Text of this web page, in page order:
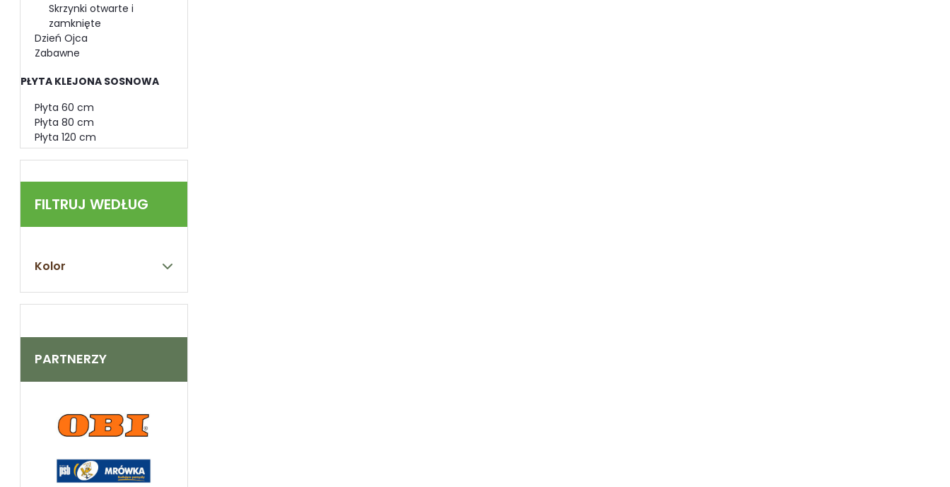
Skrzynki otwarte i
zamknięte
Dzień Ojca
Zabawne
PŁYTA KLEJONA SOSNOWA
Płyta 60 cm
Płyta 80 cm
Płyta 120 cm
FILTRUJ WEDŁUG
Kolor
PARTNERZY